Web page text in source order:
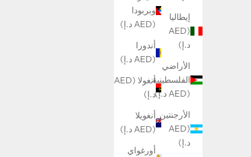
إيطاليا
(AED
د.إ)
الأراضي
الفلسطينية
(AED د.إ)
الأرجنتين
(AED
د.إ)
وبربودا
(AED د.إ)
أندورا
(AED د.إ)
أنغولا (AED
د.إ)
أنغويلا
(AED د.إ)
أورغواي